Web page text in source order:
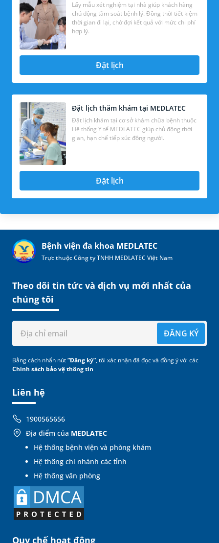
Lấy mẫu xét nghiệm tại nhà giúp khách hàng
chủ động tầm soát bệnh lý. Đồng thời tiết kiệm
thời gian đi lại, chờ đợi kết quả với mức chi phí
hợp lý.
Đặt lịch
Đặt lịch thăm khám tại MEDLATEC
Đặt lịch khám tại cơ sở khám chữa bệnh thuộc
Hệ thống Y tế MEDLATEC giúp chủ động thời
gian, hạn chế tiếp xúc đông người.
Đặt lịch
Bệnh viện đa khoa MEDLATEC
Trực thuộc Công ty TNHH MEDLATEC Việt Nam
Liên hệ
1900565656
Địa điểm của MEDLATEC
Hệ thống bệnh viện và phòng khám
Hệ thống chi nhánh các tỉnh
Hệ thống văn phòng
Quy chế hoạt động
Theo dõi tin tức và dịch vụ mới nhất của
chúng tôi
ĐĂNG KÝ
Bằng cách nhấn nút“Đăng ký”, tôi xác nhận đã đọc và đồng ý với các
Chính sách bảo vệ thông tin